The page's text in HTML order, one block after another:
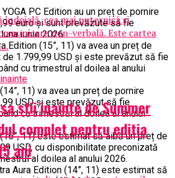
PC Edition au un preț de pornire
euro și sunt prevăzute să fie
iunie 2026.
Edition (15”, 11) va avea un preț de
1.799,99 USD și este prevăzut să fie
cu trimestrul al doilea al anului
11) va avea un preț de pornire
USD și este prevăzut să fie
cu trimestrul al doilea al anului
11) este estimat să aibă un preț de
USD, cu disponibilitate preconizată
al doilea al anului 2026.
Aura Edition (14”, 11) este estimat să
îndoială, cea mai puternică și
non-verbală. Este cartea
stii inainte de Summer
complet pentru editia
ani